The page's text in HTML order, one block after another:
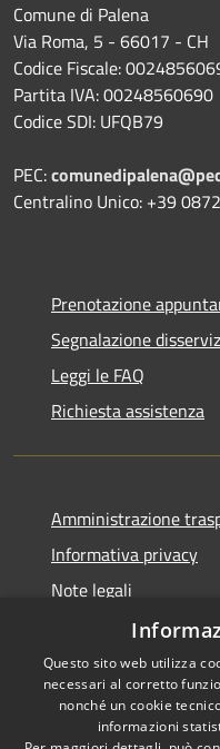
Comune di Palena
Via Roma, 5 - 66017 - CH
Codice Fiscale:
Partita IVA: 00248560690
Codice SDI: UFQB79
PEC:
Centralino Unico: +39
Prenotazione
Segnalazione
Leggi le FAQ
Richiesta assistenza
Amministrazione
Informativa privacy
Note legali
Dichiarazione di
RSS
Questo sito web utilizza
necessari al corretto
nonché un cookie
informazioni